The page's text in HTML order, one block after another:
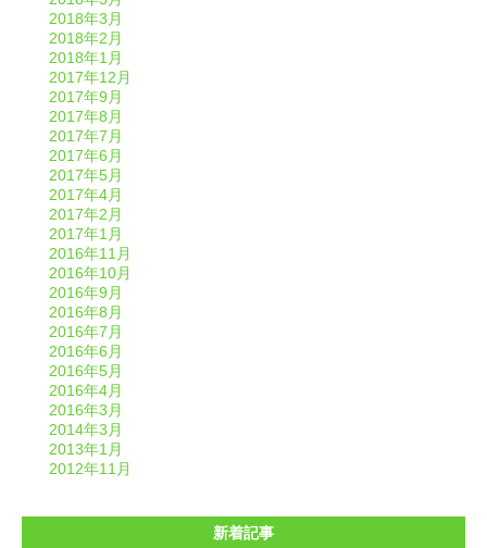
2018年3月
2018年2月
2018年1月
2017年12月
2017年9月
2017年8月
2017年7月
2017年6月
2017年5月
2017年4月
2017年2月
2017年1月
2016年11月
2016年10月
2016年9月
2016年8月
2016年7月
2016年6月
2016年5月
2016年4月
2016年3月
2014年3月
2013年1月
2012年11月
新着記事